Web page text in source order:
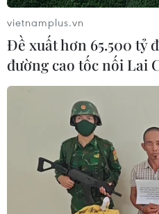
TIN CÙNG CHUYÊN
Ớt nhập khẩu từ Mexico
trăm người tiêu dùng Mỹ
khuẩn Salmonella
vietnamplus.vn
Đề xuất hơn 65.500 tỷ
đường cao tốc nối Lai